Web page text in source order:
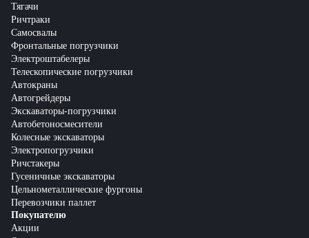
Тягачи
Ричтраки
Самосвалы
Фронтальные погрузчики
Электроштабелеры
Телескопические погрузчики
Автокраны
Автогрейдеры
Экскаваторы-погрузчики
Автобетоносмесители
Колесные экскаваторы
Электропогрузчики
Ричстакеры
Гусеничные экскаваторы
Цельнометаллические фургоны
Перевозчики паллет
Покупателю
Акции